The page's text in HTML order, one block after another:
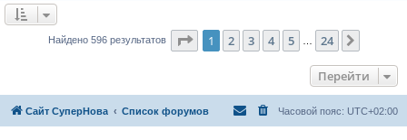
Найдено 596 результатов Страница из 24
1 2 3 4 5 24
Перейти
Сайт СуперНова Список форумов Часовой пояс: UTC+02:00